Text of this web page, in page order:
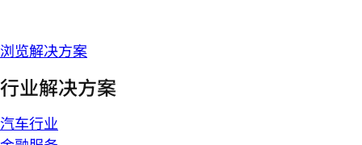
浏览解决方案
行业解决方案
汽车行业